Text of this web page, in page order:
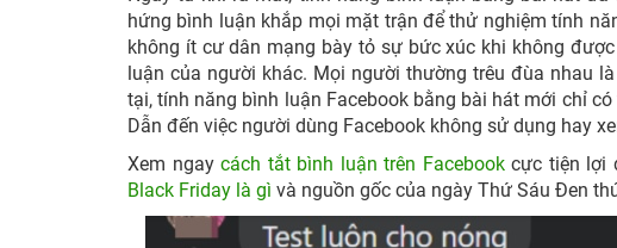
hứng bình luận khắp mọi mặt trận để thử nghiệm tính
không ít cư dân mạng bày tỏ sự bức xúc khi không
luận của người khác. Mọi người thường trêu đùa nhau
tại, tính năng bình luận Facebook bằng bài hát mới chỉ
Dẫn đến việc người dùng Facebook không sử dụng hay
Xem ngaycách tắt bình luận trên Facebookcực tiện lợi
Black Friday là gì và nguồn gốc của ngày Thứ Sáu Đen